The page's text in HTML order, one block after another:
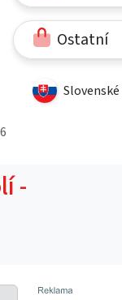
Ostatní
-